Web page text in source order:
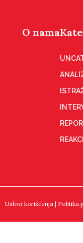
O nama
Uslovi korišćenja| Politika